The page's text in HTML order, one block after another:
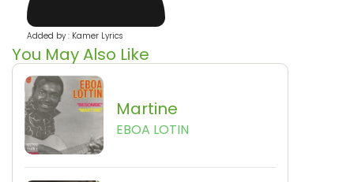
Added by : Kamer Lyrics
You May Also Like
Martine
EBOA LOTIN